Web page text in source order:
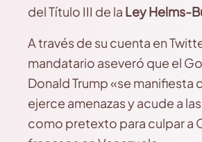
del Título III de la Ley Helms-
A través de su cuenta en
mandatario aseveró que el
Donald Trump «se manifiesta
ejerce amenazas y acude a
como pretexto para culpar a